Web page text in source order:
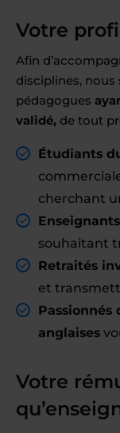
Votre
Afin
disciplines,
pédagogues
validé, de tout
Étudiants
cherchant
souhaitant
Retraités
et
anglaises
Votre